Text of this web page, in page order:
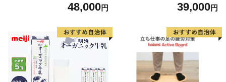
48,000円
きペーパー 日用品 消耗品 再
mm幅 送料無料 川一製紙 岐
阜県 美濃市 ※配送不可地
域：北海道・沖縄県・離島
39,000円